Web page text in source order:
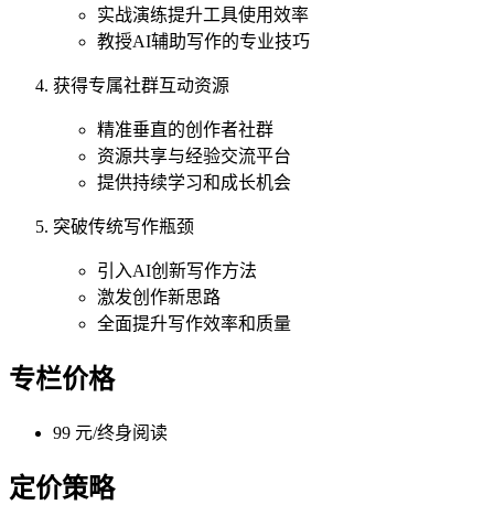
实战演练提升工具使用效率
教授AI辅助写作的专业技巧
获得专属社群互动资源
精准垂直的创作者社群
资源共享与经验交流平台
提供持续学习和成长机会
突破传统写作瓶颈
引入AI创新写作方法
激发创作新思路
全面提升写作效率和质量
专栏价格
99 元/终身阅读
定价策略